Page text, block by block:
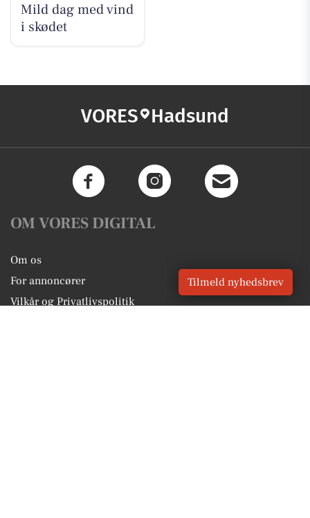
Mild dag med vind
i skødet
VORES Hadsund
OM VORES DIGITAL
Om os
For annoncører
Vilkår og Privatlivspolitik
Tilmeld nyhedsbrev